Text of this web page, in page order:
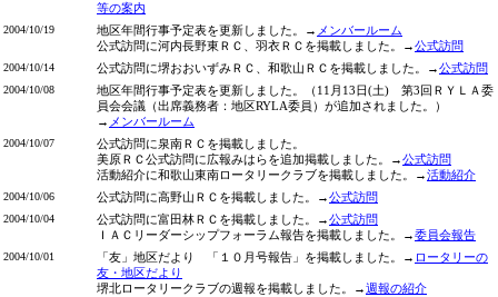
等の案内
2004/10/19 地区年間行事予定表を更新しました。→ メンバールーム
公式訪問に河内長野東ＲＣ、羽衣ＲＣを掲載しました。→公式訪問
2004/10/14 公式訪問に堺おおいずみＲＣ、和歌山ＲＣを掲載しました。→公式訪問
2004/10/08
地区年間行事予定表を更新しました。（11月13日(土) 第3回ＲＹＬＡ委
員会会議（出席義務者：地区RYLA委員）が追加されました。）
→ メンバールーム
2004/10/07
公式訪問に泉南ＲＣを掲載しました。
美原ＲＣ公式訪問に広報みはらを追加掲載しました。→公式訪問
活動紹介に和歌山東南ロータリークラブを掲載しました。→活動紹介
2004/10/06 公式訪問に高野山ＲＣを掲載しました。→公式訪問
2004/10/04 公式訪問に富田林ＲＣを掲載しました。→公式訪問
ＩＡＣリーダーシップフォーラム報告を掲載しました。→委員会報告
2004/10/01 「友」地区だより 「１０月号報告」を掲載しました。→ ロータリーの
友・地区だより
堺北ロータリークラブの週報を掲載しました。→週報の紹介